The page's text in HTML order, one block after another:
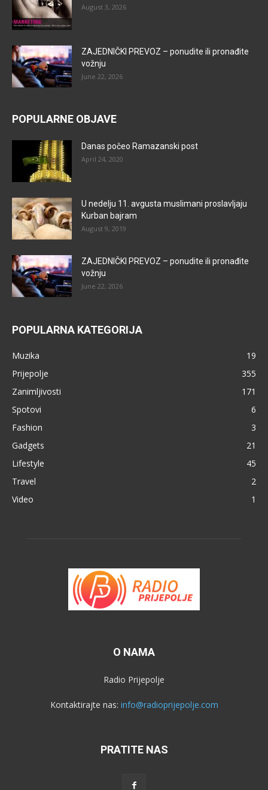
August 3, 2026
ZAJEDNIČKI PREVOZ – ponudite ili pronađite
vožnju
June 22, 2026
POPULARNE OBJAVE
Danas počeo Ramazanski post
April 24, 2020
U nedelju 11. avgusta muslimani proslavljaju
Kurban bajram
August 9, 2019
ZAJEDNIČKI PREVOZ – ponudite ili pronađite
vožnju
June 22, 2026
POPULARNA KATEGORIJA
Muzika
19
Prijepolje
355
Zanimljivosti
171
Spotovi
6
Fashion
3
Gadgets
21
Lifestyle
45
Travel
2
Video
1
O NAMA
Radio Prijepolje
Kontaktirajte nas: info@radioprijepolje.com
PRATITE NAS